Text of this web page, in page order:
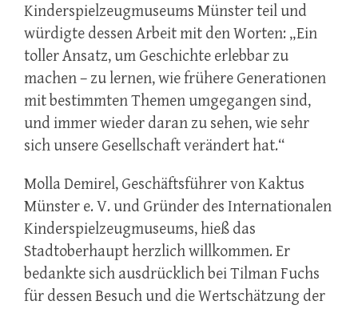
Kinderspielzeugmuseums Münster teil und
würdigte dessen Arbeit mit den Worten: „Ein
toller Ansatz, um Geschichte erlebbar zu
machen – zu lernen, wie frühere Generationen
mit bestimmten Themen umgegangen sind,
und immer wieder daran zu sehen, wie sehr
sich unsere Gesellschaft verändert hat.“
Molla Demirel, Geschäftsführer von Kaktus
Münster e. V. und Gründer des Internationalen
Kinderspielzeugmuseums, hieß das
Stadtoberhaupt herzlich willkommen. Er
bedankte sich ausdrücklich bei Tilman Fuchs
für dessen Besuch und die Wertschätzung der